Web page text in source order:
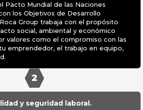
Pacto Mundial de las Naciones
los Objetivos de Desarrollo
Group trabaja con el propósito
social, ambiental y económico
valores como el compromiso con las
emprendedor, el trabajo en equipo,
2
y seguridad laboral.